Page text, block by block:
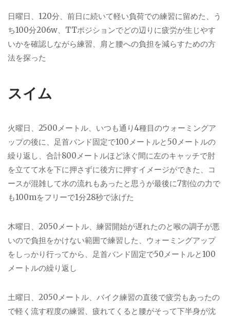
日曜日、120分、前日に続いて軽い負荷での練習に留めた、う
ち100分206w、TTポジションでどの辺りに疲労が生じやす
いかを確認しながら練習、肩と腰への負担を減らすための方
法を探った
スイム
火曜日、2500メートル、いつも通り4種目のウォーミングア
ップの後に、足首バンド固定で100メートルと50メートルの
繰り返し、合計800メートルほど泳ぐ間に左のキャッチで肘
を立てて水を下に押さずに後方に押すイメージができた、コ
ースが混雑して水の流れもあったと思うが最後に7割位の力で
も100mをフリーで1分28秒で泳げた
木曜日、2050メートル、練習開始が遅れたのと喉の調子が悪
いので負担をかけない範囲で練習した、ウォーミングアップ
をしっかり行ってから、足首バンド固定で50メートルと100
メートルの繰り返し
土曜日、2050メートル、バイク練習の直後で疲労もあったの
で軽く流す程度の練習、疲れてくると腰がそって下半身が沈